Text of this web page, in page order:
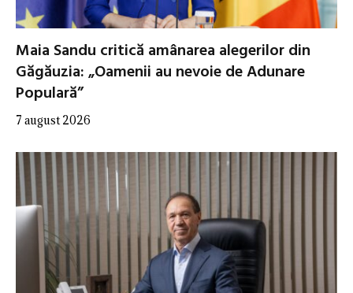
Maia Sandu critică amânarea alegerilor din
Găgăuzia: „Oamenii au nevoie de Adunare
Populară”
7 august 2026